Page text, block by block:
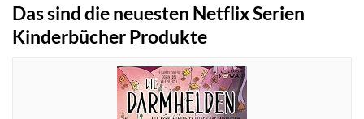
Das sind die neuesten Netflix Serien
Kinderbücher Produkte